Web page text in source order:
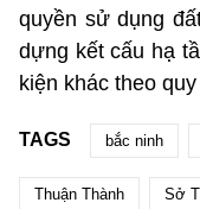
quyền sử dụng
dựng kết cấu hạ
kiện khác theo
TAGS bắc ninh
Thuận Thành Sở